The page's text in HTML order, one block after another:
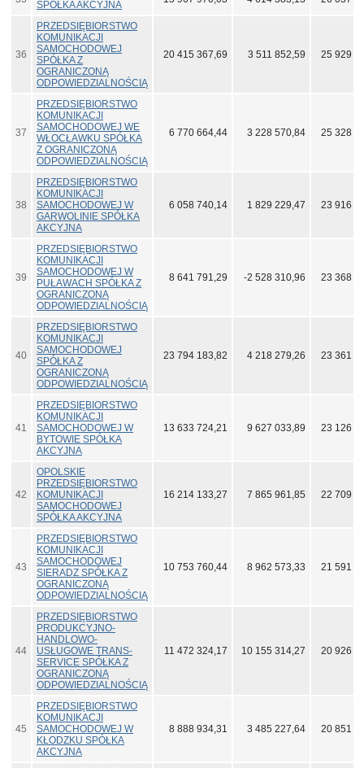
SPÓŁKA AKCYJNA
36
PRZEDSIĘBIORSTWO
KOMUNIKACJI
SAMOCHODOWEJ
SPÓŁKA Z
OGRANICZONĄ
ODPOWIEDZIALNOŚCIĄ
20 415 367,69 3 511 852,59 25 929
37
PRZEDSIĘBIORSTWO
KOMUNIKACJI
SAMOCHODOWEJ WE
WŁOCŁAWKU SPÓŁKA
Z OGRANICZONĄ
ODPOWIEDZIALNOŚCIĄ
6 770 664,44 3 228 570,84 25 328
38
PRZEDSIĘBIORSTWO
KOMUNIKACJI
SAMOCHODOWEJ W
GARWOLINIE SPÓŁKA
AKCYJNA
6 058 740,14 1 829 229,47 23 916
39
PRZEDSIĘBIORSTWO
KOMUNIKACJI
SAMOCHODOWEJ W
PUŁAWACH SPÓŁKA Z
OGRANICZONĄ
ODPOWIEDZIALNOŚCIĄ
8 641 791,29 -2 528 310,96 23 368
40
PRZEDSIĘBIORSTWO
KOMUNIKACJI
SAMOCHODOWEJ
SPÓŁKA Z
OGRANICZONĄ
ODPOWIEDZIALNOŚCIĄ
23 794 183,82 4 218 279,26 23 361
41
PRZEDSIĘBIORSTWO
KOMUNIKACJI
SAMOCHODOWEJ W
BYTOWIE SPÓŁKA
AKCYJNA
13 633 724,21 9 627 033,89 23 126
42
OPOLSKIE
PRZEDSIĘBIORSTWO
KOMUNIKACJI
SAMOCHODOWEJ
SPÓŁKA AKCYJNA
16 214 133,27 7 865 961,85 22 709
43
PRZEDSIĘBIORSTWO
KOMUNIKACJI
SAMOCHODOWEJ
SIERADZ SPÓŁKA Z
OGRANICZONĄ
ODPOWIEDZIALNOŚCIĄ
10 753 760,44 8 962 573,33 21 591
44
PRZEDSIĘBIORSTWO
PRODUKCYJNO-
HANDLOWO-
USŁUGOWE TRANS-
SERVICE SPÓŁKA Z
OGRANICZONĄ
ODPOWIEDZIALNOŚCIĄ
11 472 324,17 10 155 314,27 20 926
45
PRZEDSIĘBIORSTWO
KOMUNIKACJI
SAMOCHODOWEJ W
KŁODZKU SPÓŁKA
AKCYJNA
8 888 934,31 3 485 227,64 20 851